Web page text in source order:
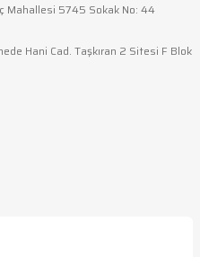
Mahallesi 5745 Sokak No: 44
Hani Cad. Taşkıran 2 Sitesi F Blok